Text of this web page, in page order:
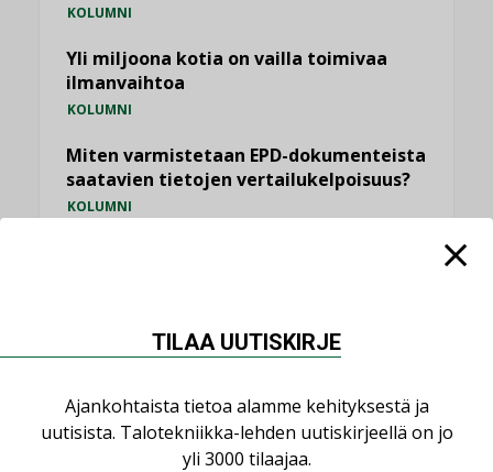
KOLUMNI
Yli miljoona kotia on vailla toimivaa
ilmanvaihtoa
KOLUMNI
Miten varmistetaan EPD-dokumenteista
saatavien tietojen vertailukelpoisuus?
KOLUMNI
TILAA UUTISKIRJE
Ajankohtaista tietoa alamme kehityksestä ja
uutisista. Talotekniikka-lehden uutiskirjeellä on jo
yli 3000 tilaajaa.